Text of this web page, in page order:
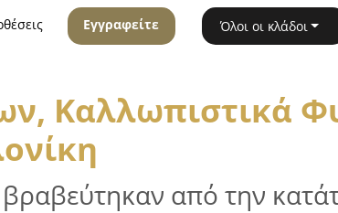
Εγγραφείτε Όλοι οι κλάδοι
Καλλωπιστικά
από την